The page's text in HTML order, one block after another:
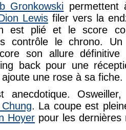
Gronkowski permettent
Lewisfiler vers la
est plié et le score
contrôle le chrono.
son allure
back pour une
une rose à sa fiche.
. La coupe est
Hoyer pour les